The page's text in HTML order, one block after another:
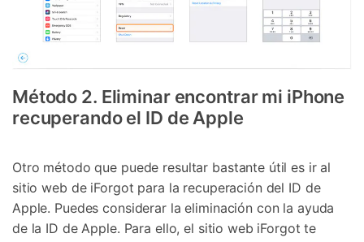
Método 2. Eliminar encontrar mi iPhone
recuperando el ID de Apple
Otro método que puede resultar bastante útil es ir al
sitio web de iForgot para la recuperación del ID de
Apple. Puedes considerar la eliminación con la ayuda
de la ID de Apple. Para ello, el sitio web iForgot te